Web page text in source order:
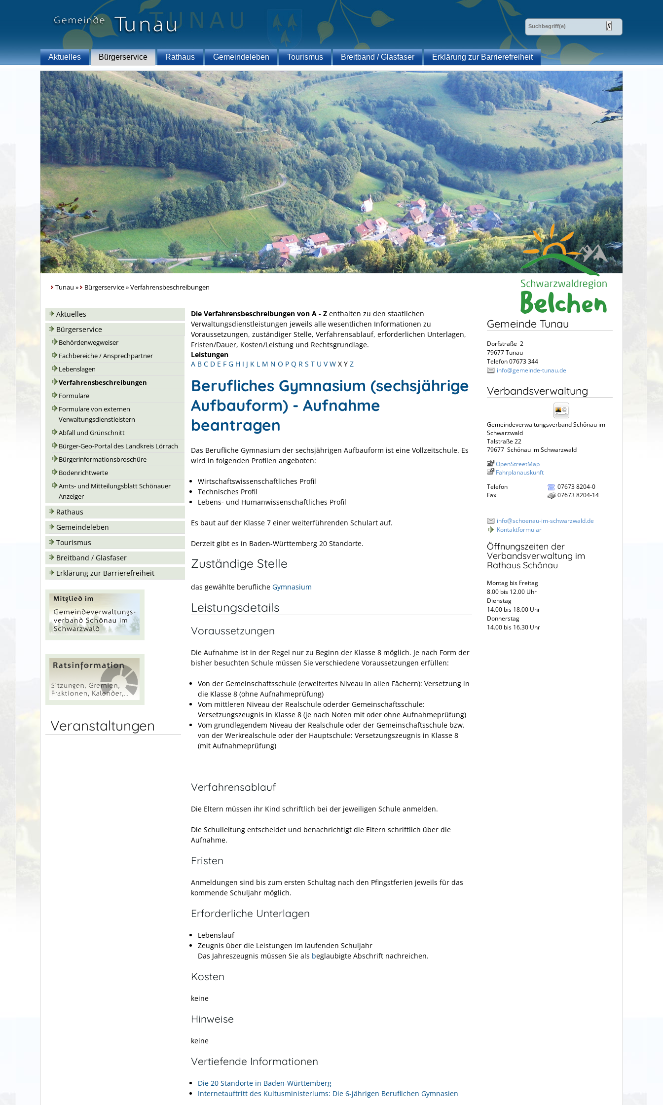
Aktuelles Bürgerservice Rathaus Gemeindeleben Tourismus Breitband / Glasfaser Erklärung zur Barrierefreiheit
Tunau » Bürgerservice»Verfahrensbeschreibungen
Aktuelles
Bürgerservice
Behördenwegweiser
Fachbereiche / Ansprechpartner
Lebenslagen
Verfahrensbeschreibungen
Formulare
Formulare von externen
Verwaltungsdienstleistern
Abfall und Grünschnitt
Bürger-Geo-Portal des Landkreis Lörrach
Bürgerinformationsbroschüre
Bodenrichtwerte
Amts- und Mitteilungsblatt Schönauer
Anzeiger
Rathaus
Gemeindeleben
Tourismus
Breitband / Glasfaser
Erklärung zur Barrierefreiheit
Veranstaltungen
Die Verfahrensbeschreibungen von A - Z enthalten zu den staatlichen
Verwaltungsdienstleistungen jeweils alle wesentlichen Informationen zu
Voraussetzungen, zuständiger Stelle, Verfahrensablauf, erforderlichen Unterlagen,
Fristen/Dauer, Kosten/Leistung und Rechtsgrundlage.
Leistungen
A B C D E F G H I J K L M N O P Q R S T U V W X Y Z
Berufliches Gymnasium (sechsjährige
Aufbauform) - Aufnahme
beantragen
Das Berufliche Gymnasium der sechsjährigen Aufbauform ist eine Vollzeitschule. Es
wird in folgenden Profilen angeboten:
Wirtschaftswissenschaftliches Profil
Technisches Profil
Lebens- und Humanwissenschaftliches Profil
Es baut auf der Klasse 7 einer weiterführenden Schulart auf.
Derzeit gibt es in Baden-Württemberg 20 Standorte.
Zuständige Stelle
das gewählte berufliche Gymnasium
Leistungsdetails
Voraussetzungen
Die Aufnahme ist in der Regel nur zu Beginn der Klasse 8 möglich. Je nach Form der
bisher besuchten Schule müssen Sie verschiedene Voraussetzungen erfüllen:
Von der Gemeinschaftsschule (erweitertes Niveau in allen Fächern): Versetzung in
die Klasse 8 (ohne Aufnahmeprüfung)
Vom mittleren Niveau der Realschule oderder Gemeinschaftsschule:
Versetzungszeugnis in Klasse 8 (je nach Noten mit oder ohne Aufnahmeprüfung)
Vom grundlegendem Niveau der Realschule oder der Gemeinschaftsschule bzw.
von der Werkrealschule oder der Hauptschule: Versetzungszeugnis in Klasse 8
(mit Aufnahmeprüfung)
Verfahrensablauf
Die Eltern müssen ihr Kind schriftlich bei der jeweiligen Schule anmelden.
Die Schulleitung entscheidet und benachrichtigt die Eltern schriftlich über die
Aufnahme.
Fristen
Anmeldungen sind bis zum ersten Schultag nach den Pfingstferien jeweils für das
kommende Schuljahr möglich.
Erforderliche Unterlagen
Lebenslauf
Zeugnis über die Leistungen im laufenden Schuljahr
Das Jahreszeugnis müssen Sie als beglaubigte Abschrift nachreichen.
Kosten
keine
Hinweise
keine
Vertiefende Informationen
Die 20 Standorte in Baden-Württemberg
Internetauftritt des Kultusministeriums: Die 6-jährigen Beruflichen Gymnasien
Gemeinde Tunau
Dorfstraße 2
79677 Tunau
Telefon 07673 344
info@gemeinde-tunau.de
Verbandsverwaltung
Gemeindeverwaltungsverband Schönau im
Schwarzwald
Talstraße 22
79677 Schönau im Schwarzwald
OpenStreetMap
Fahrplanauskunft
Telefon
07673 8204-0
Fax
07673 8204-14
info@schoenau-im-schwarzwald.de
Kontaktformular
Öffnungszeiten der
Verbandsverwaltung im
Rathaus Schönau
Montag bis Freitag
8.00 bis 12.00 Uhr
Dienstag
14.00 bis 18.00 Uhr
Donnerstag
14.00 bis 16.30 Uhr